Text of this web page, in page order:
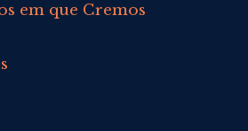
em que Cremos